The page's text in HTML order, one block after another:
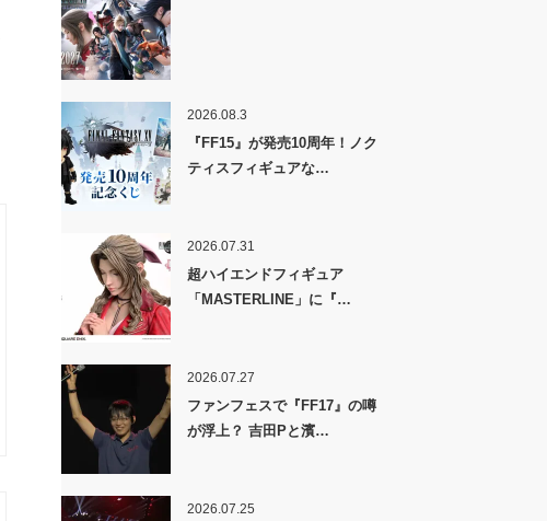
2026.08.3
『FF15』が発売10周年！ノク
ティスフィギュアな…
2026.07.31
超ハイエンドフィギュア
「MASTERLINE」に『…
2026.07.27
ファンフェスで『FF17』の噂
が浮上？ 吉田Pと濱…
2026.07.25